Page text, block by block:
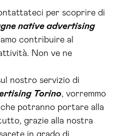
per scoprire di
native advertising
contribuire al
Non ve ne
nostro servizio di
Torino, vorremmo
potranno portare alla
grazie alla nostra